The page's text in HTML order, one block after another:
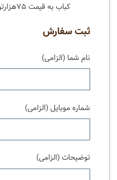
کباب به قیمت ۷۵هزارتومان
ثبت سفارش
نام شما (الزامی)
شماره موبایل (الزامی)
توضیحات (الزامی)